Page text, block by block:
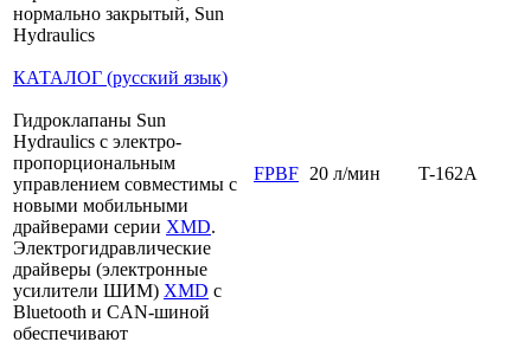
нормально закрытый, Sun
Hydraulics
КАТАЛОГ (русский язык)
Гидроклапаны Sun
Hydraulics с электро-
пропорциональным
управлением совместимы с
новыми мобильными
драйверами серии XMD.
Электрогидравлические
драйверы (электронные
усилители ШИМ) XMD с
Bluetooth и CAN-шиной
обеспечивают
FPBF 20 л/мин T-162A